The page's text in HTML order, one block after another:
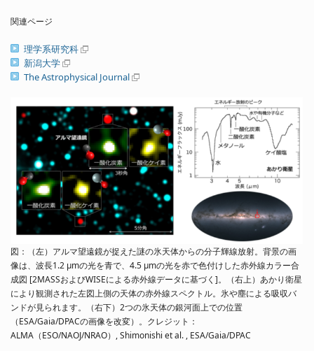
関連ページ
理学系研究科
新潟大学
The Astrophysical Journal
図：（左）アルマ望遠鏡が捉えた謎の氷天体からの分子輝線放射。背景の画
像は、波長1.2 µmの光を青で、4.5 µmの光を赤で色付けした赤外線カラー合
成図 [2MASSおよびWISEによる赤外線データに基づく]。（右上）あかり衛星
により観測された左図上側の天体の赤外線スペクトル。氷や塵による吸収バ
ンドが見られます。（右下）2つの氷天体の銀河面上での位置
（ESA/Gaia/DPACの画像を改変）。クレジット：
ALMA（ESO/NAOJ/NRAO）, Shimonishi et al. , ESA/Gaia/DPAC